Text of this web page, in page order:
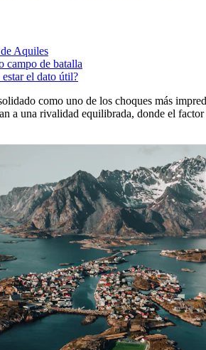
Aquiles
campo de batalla
el dato útil?
como uno de los choques más
una rivalidad equilibrada, donde el factor